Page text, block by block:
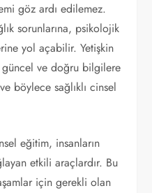
göz ardı edilemez.
sorunlarına, psikolojik
yol açabilir. Yetişkin
güncel ve doğru bilgilere
böylece sağlıklı cinsel
eğitim, insanların
etkili araçlardır. Bu
için gerekli olan